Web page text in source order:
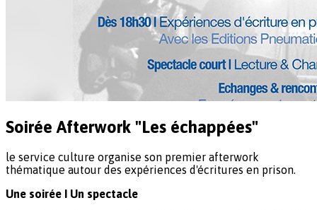
Soirée Afterwork "Les échappées"
le service culture organise son premier afterwork
thématique autour des expériences d'écritures en prison.
Une soirée I Un spectacle